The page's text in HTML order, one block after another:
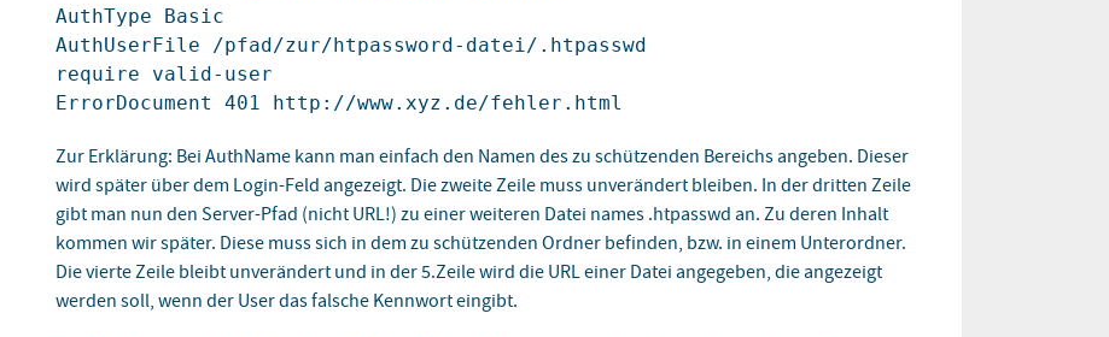
AuthType Basic
AuthUserFile /pfad/zur/htpassword-datei/.htpasswd
require valid-user
ErrorDocument 401 http://www.xyz.de/fehler.html
Zur Erklärung: Bei AuthName kann man einfach den Namen des zu schützenden Bereichs angeben. Dieser
wird später über dem Login-Feld angezeigt. Die zweite Zeile muss unverändert bleiben. In der dritten Zeile
gibt man nun den Server-Pfad (nicht URL!) zu einer weiteren Datei names .htpasswd an. Zu deren Inhalt
kommen wir später. Diese muss sich in dem zu schützenden Ordner befinden, bzw. in einem Unterordner.
Die vierte Zeile bleibt unverändert und in der 5.Zeile wird die URL einer Datei angegeben, die angezeigt
werden soll, wenn der User das falsche Kennwort eingibt.